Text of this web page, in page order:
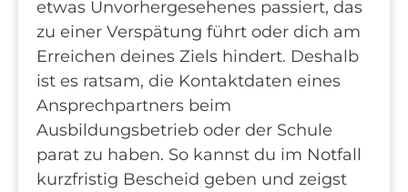
etwas Unvorhergesehenes passiert, das
zu einer Verspätung führt oder dich am
Erreichen deines Ziels hindert. Deshalb
ist es ratsam, die Kontaktdaten eines
Ansprechpartners beim
Ausbildungsbetrieb oder der Schule
parat zu haben. So kannst du im Notfall
kurzfristig Bescheid geben und zeigst